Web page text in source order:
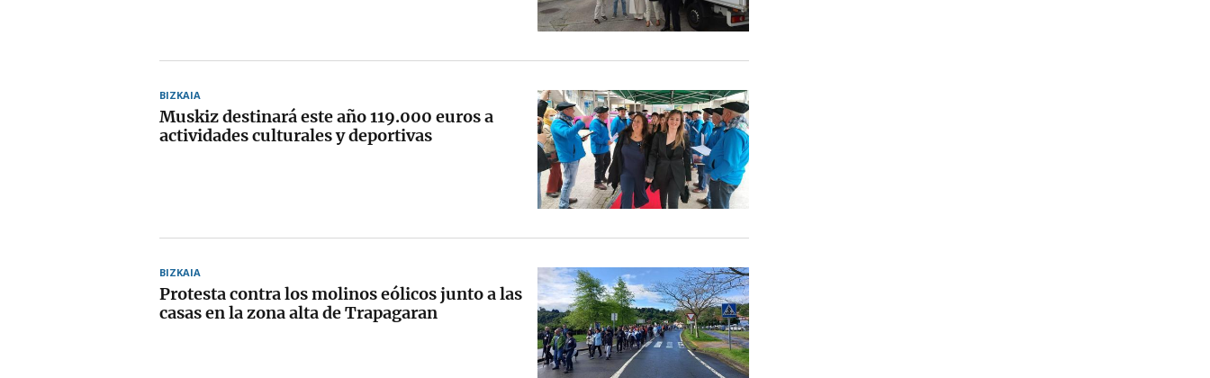
BIZKAIA
Muskiz destinará este año 119.000 euros a
actividades culturales y deportivas
BIZKAIA
Protesta contra los molinos eólicos junto a las
casas en la zona alta de Trapagaran